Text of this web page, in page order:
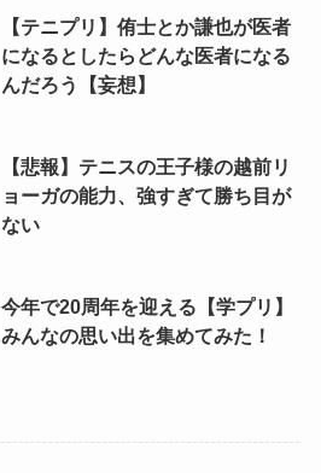
【テニプリ】侑士とか謙也が医者
になるとしたらどんな医者になる
んだろう【妄想】
【悲報】テニスの王子様の越前リ
ョーガの能力、強すぎて勝ち目が
ない
今年で20周年を迎える【学プリ】
みんなの思い出を集めてみた！